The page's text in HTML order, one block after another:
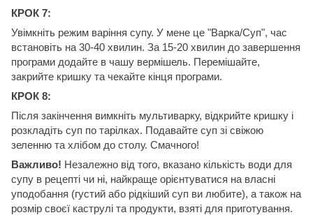
КРОК 7:
Увімкніть режим варіння супу. У мене це "Варка/Суп", час
встановіть на 30-40 хвилин. За 15-20 хвилин до завершення
програми додайте в чашу вермішель. Перемішайте,
закрийте кришку та чекайте кінця програми.
КРОК 8:
Після закінчення вимкніть мультиварку, відкрийте кришку і
розкладіть суп по тарілках. Подавайте суп зі свіжою
зеленню та хлібом до столу. Смачного!
Важливо! Незалежно від того, вказано кількість води для
супу в рецепті чи ні, найкраще орієнтуватися на власні
уподобання (густий або рідкіший суп ви любите), а також на
розмір своєї каструлі та продукти, взяті для приготування.